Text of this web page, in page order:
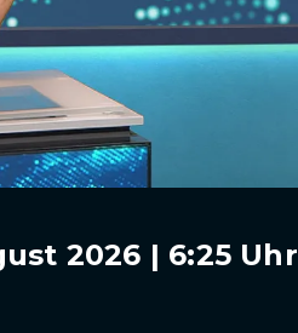
2026 | 6:25 Uhr